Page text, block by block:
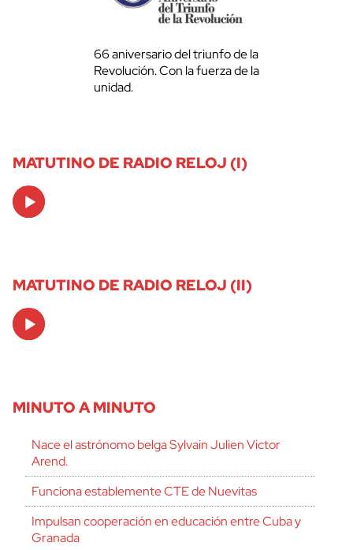
66 aniversario del triunfo de la
Revolución. Con la fuerza de la
unidad.
MATUTINO DE RADIO RELOJ (I)
Audio
Player
MATUTINO DE RADIO RELOJ (II)
Audio
Player
MINUTO A MINUTO
Nace el astrónomo belga Sylvain Julien Victor
Arend.
Funciona establemente CTE de Nuevitas
Impulsan cooperación en educación entre Cuba y
Granada